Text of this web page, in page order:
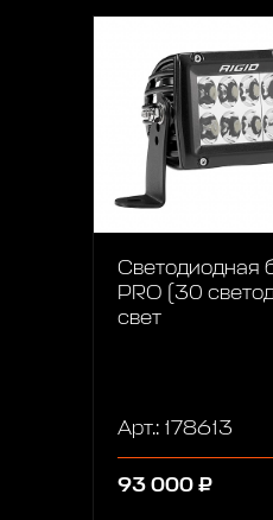
Светодиодная
PRO (30
свет
Арт.: 178613
93 000 ₽